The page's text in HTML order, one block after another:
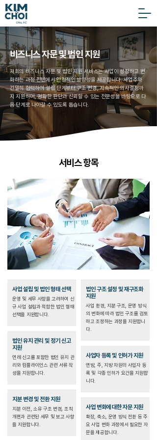
비즈니스 자문 및 법인 지원
저희의 비즈니스 자문 및 법인 지원 서비스는 사업이 성장하고 변
화하는 과정 전반에서 안정적인 방향성을 제공합니다. 사업주와
긴밀히 협력하여 설립 단계부터 구조 변경, 지속적인 의사결정까
지 지원하며, 명확한 판단과 신뢰할 수 있는 전문성을 바탕으로 다
음 단계로 나아갈 수 있도록 돕습니다.
서비스 항목
사업 설립 및 법인 형태 선택
운영 및 세무 사항을 고려하여 신
규 사업 설립과 적합한 법인 형태
선택을 지원합니다.
법인 유지 관리 및 정기 신고
지원
연례 신고를 포함한 법인 유지 관
리와 컴플라이언스 관련 서류 작
성을 지원합니다.
지분 변경 및 전환 지원
지분 이전, 소유 구조 변경, 조직
개편과 관련된 세무 및 보고 사항
을 지원합니다.
법인 구조 설정 및 재구조화
지원
사업 환경, 지분 구조, 운영 방식
의 변화에 따라 법인 구조를 검토
하고 조정하는 과정을 지원합니
다.
사업자 등록 및 인허가 지원
연방, 주, 지방 차원의 사업자 등
록 및 각종 인허가 요건을 지원합
니다.
사업 변화에 대한 자문 지원
확장, 축소, 운영 방식 전환 등 주
요 사업 변화 과정에서 필요한 자
문을 제공합니다.